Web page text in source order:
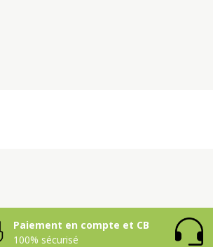
Paiement en compte et CB
100% sécurisé